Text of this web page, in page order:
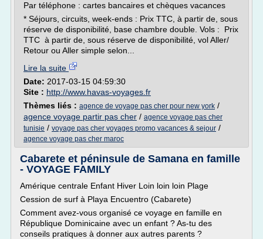
Par téléphone : cartes bancaires et chèques vacances
* Séjours, circuits, week-ends : Prix TTC, à partir de, sous
réserve de disponibilité, base chambre double. Vols : Prix
TTC à partir de, sous réserve de disponibilité, vol Aller/
Retour ou Aller simple selon...
Lire la suite
Date: 2017-03-15 04:59:30
Site : http://www.havas-voyages.fr
Thèmes liés : agence de voyage pas cher pour new york /
agence voyage partir pas cher / agence voyage pas cher
tunisie / voyage pas cher voyages promo vacances & sejour /
agence voyage pas cher maroc
Cabarete et péninsule de Samana en famille
- VOYAGE FAMILY
Amérique centrale Enfant Hiver Loin loin loin Plage
Cession de surf à Playa Encuentro (Cabarete)
Comment avez-vous organisé ce voyage en famille en
République Dominicaine avec un enfant ? As-tu des
conseils pratiques à donner aux autres parents ?